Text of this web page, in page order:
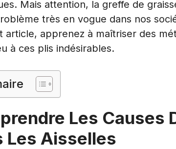
Mais attention, la greffe de
très en vogue dans nos
article, apprenez à maîtriser des
à ces plis indésirables.
Les Causes
Les Aisselles